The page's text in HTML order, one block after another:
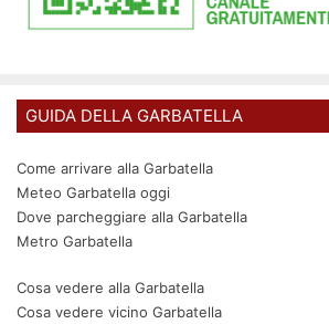
GUIDA DELLA GARBATELLA
Come arrivare alla Garbatella
Meteo Garbatella oggi
Dove parcheggiare alla Garbatella
Metro Garbatella
Cosa vedere alla Garbatella
Cosa vedere vicino Garbatella